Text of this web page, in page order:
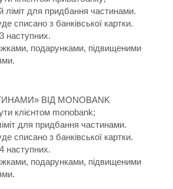
ліміт для придбання частинами.
списано з банківської картки.
наступних.
подарунками, підвищеними
ВІД MONOBANK
клієнтом monobank;
для придбання частинами.
списано з банківської картки.
наступних.
подарунками, підвищеними